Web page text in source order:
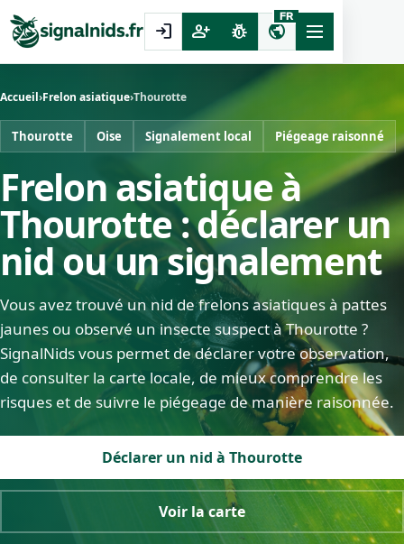
login person_add pest_control public
FR
Accueil›Frelon asiatique›Thourotte
Thourotte Oise Signalement local Piégeage raisonné
Frelon asiatique à
Thourotte : déclarer un
nid ou un signalement
Vous avez trouvé un nid de frelons asiatiques à pattes
jaunes ou observé un insecte suspect à Thourotte ?
SignalNids vous permet de déclarer votre observation,
de consulter la carte locale, de mieux comprendre les
risques et de suivre le piégeage de manière raisonnée.
Déclarer un nid à Thourotte
Voir la carte